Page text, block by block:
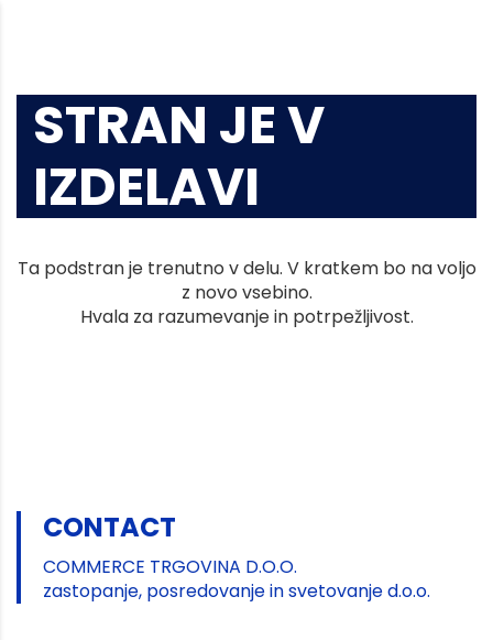
STRAN JE V
IZDELAVI
Ta podstran je trenutno v delu. V kratkem bo na voljo
z novo vsebino.
Hvala za razumevanje in potrpežljivost.
CONTACT
COMMERCE TRGOVINA D.O.O.
zastopanje, posredovanje in svetovanje d.o.o.